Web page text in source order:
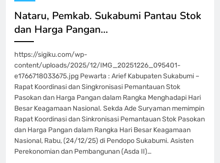
Nataru, Pemkab. Sukabumi Pantau Stok
dan Harga Pangan…
https://sigiku.com/wp-
content/uploads/2025/12/IMG_20251226_095401-
e1766718033675.jpg Pewarta : Arief Kabupaten Sukabumi –
Rapat Koordinasi dan Singkronisasi Pemantauan Stok
Pasokan dan Harga Pangan dalam Rangka Menghadapi Hari
Besar Keagamaan Nasional. Sekda Ade Suryaman memimpin
Rapat Koordinasi dan Sinkronisasi Pemantauan Stok Pasokan
dan Harga Pangan dalam Rangka Hari Besar Keagamaan
Nasional, Rabu, (24/12/25) di Pendopo Sukabumi. Asisten
Perekonomian dan Pembangunan (Asda II)…